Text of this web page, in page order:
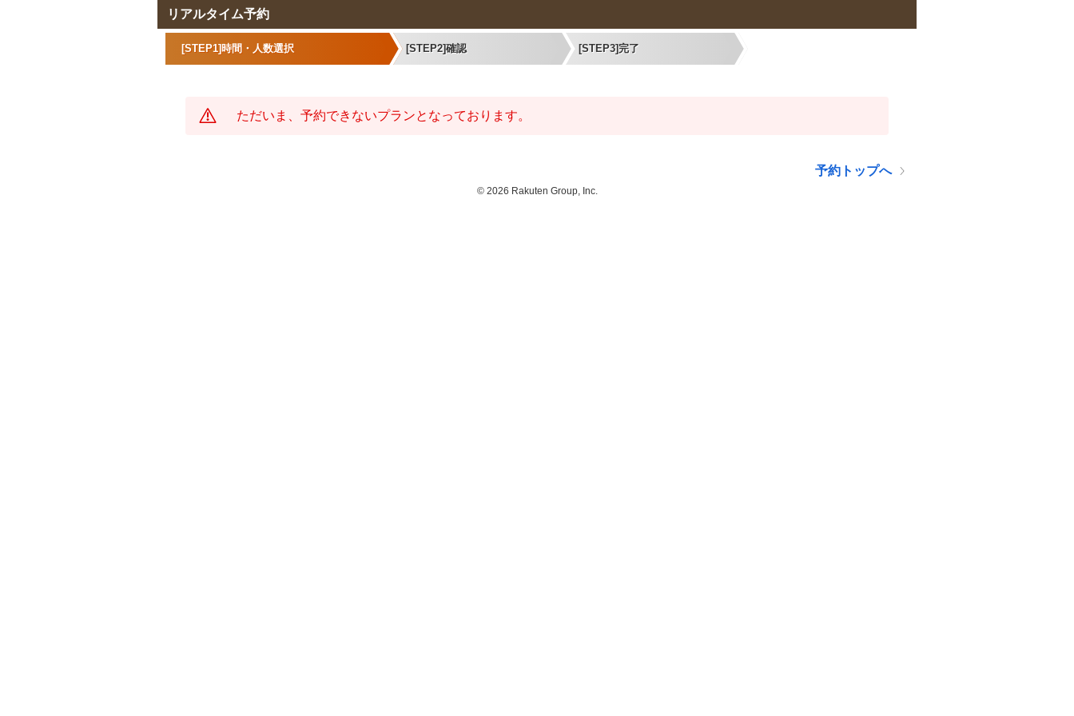
リアルタイム予約
[STEP1]時間・人数選択 [STEP2]確認 [STEP3]完了
ただいま、予約できないプランとなっております。
予約トップへ
© 2026 Rakuten Group, Inc.